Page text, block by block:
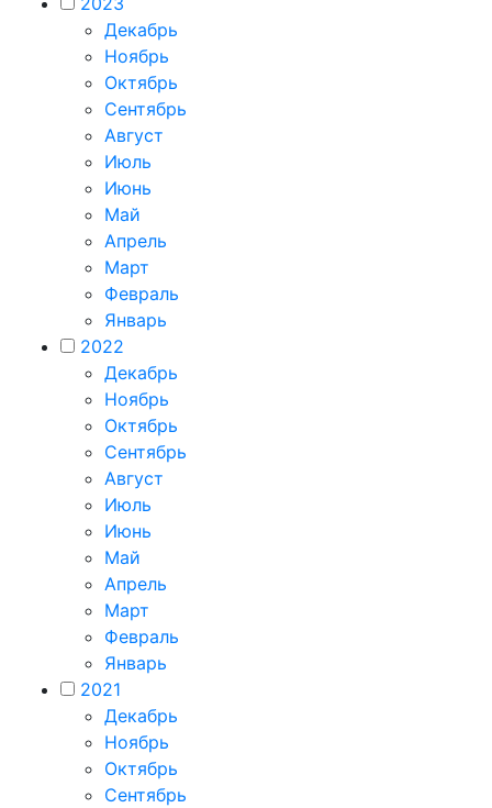
Декабрь
Ноябрь
Октябрь
Сентябрь
Август
Июль
Июнь
Май
Апрель
Март
Февраль
Январь
2022
Декабрь
Ноябрь
Октябрь
Сентябрь
Август
Июль
Июнь
Май
Апрель
Март
Февраль
Январь
2021
Декабрь
Ноябрь
Октябрь
Сентябрь